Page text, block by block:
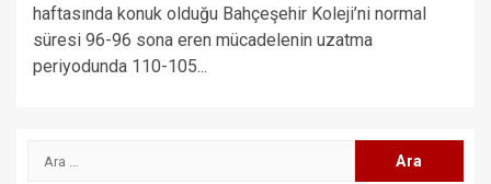
haftasında konuk olduğu Bahçeşehir Koleji’ni normal
süresi 96-96 sona eren mücadelenin uzatma
periyodunda 110-105...
Arama: